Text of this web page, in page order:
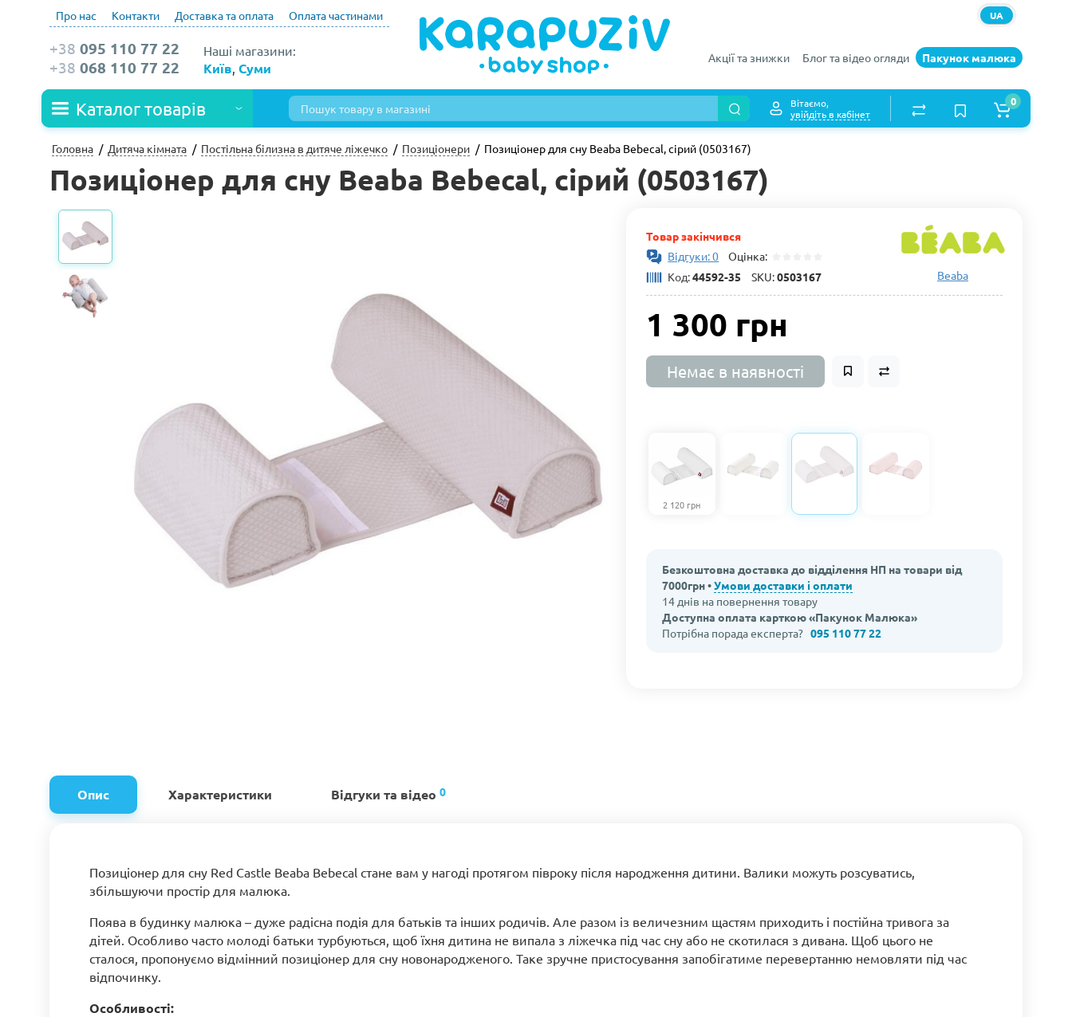
Про нас Контакти Доставка та оплата Оплата частинами UA
Наші магазини:
Київ Суми
+38 095 110 77 22
+38 068 110 77 22
Акції та знижки Блог та відео огляди Пакунок малюка
Каталог товарів
Вітаємо,
увійдіть в кабінет
0
Головна Дитяча кімната Постільна білизна в дитяче ліжечко Позиціонери Позиціонер для сну Beaba Bebecal, сірий (0503167)
Позиціонер для сну Beaba Bebecal, сірий (0503167)
Товар закінчився
Відгуки: 0 Оцінка:
Код:44592-35 SKU:0503167 Beaba
1 300 грн
Немає в наявності
2 120 грн
Безкоштовна доставка до відділення НП на товари від
7000грн •Умови доставки і оплати
14 днів на повернення товару
Доступна оплата карткою «Пакунок Малюка»
Потрібна порада експерта?095 110 77 22
Опис Характеристики Відгуки та відео 0
Позиціонер для сну Red Castle Beaba Bebecal стане вам у нагоді протягом півроку після народження дитини. Валики можуть розсуватись,
збільшуючи простір для малюка.
Поява в будинку малюка – дуже радісна подія для батьків та інших родичів. Але разом із величезним щастям приходить і постійна тривога за
дітей. Особливо часто молоді батьки турбуються, щоб їхня дитина не випала з ліжечка під час сну або не скотилася з дивана. Щоб цього не
сталося, пропонуємо відмінний позиціонер для сну новонародженого. Таке зручне пристосування запобігатиме перевертанню немовляти під час
відпочинку.
Особливості: